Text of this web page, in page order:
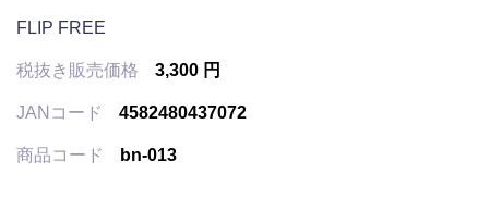
FLIP FREE
税抜き販売価格 3,300 円
JANコード 4582480437072
商品コード bn-013